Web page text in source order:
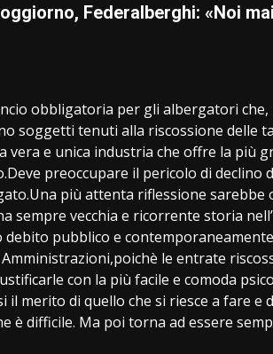
Federalberghi: «Noi
obbligatoria per gli albergatori
soggetti tenuti alla riscossione delle
vera e unica industria che offre la più
preoccupare il pericolo di declino
più attenta riflessione sarebbe
sempre vecchia e ricorrente storia
pubblico e
Amministrazioni,poichè le entrate
con la più facile e comoda
il merito di quello che si riesce a fare
è difficile. Ma poi torna ad essere